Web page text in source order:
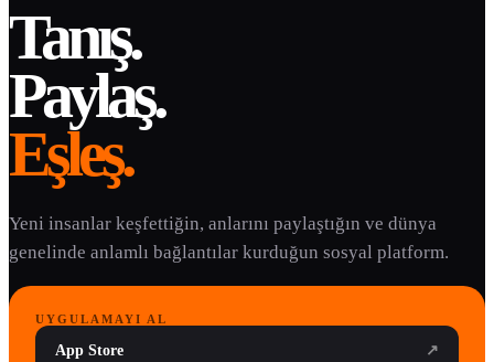
Tanış.
Paylaş.
Eşleş.
Yeni insanlar keşfettiğin, anlarını paylaştığın ve dünya
genelinde anlamlı bağlantılar kurduğun sosyal platform.
UYGULAMAYI AL
App Store ↗